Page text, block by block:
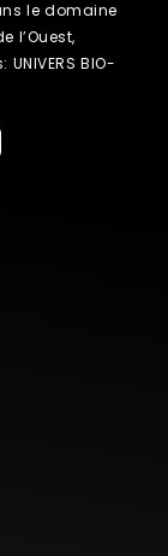
le domaine
l’Ouest,
BIO-